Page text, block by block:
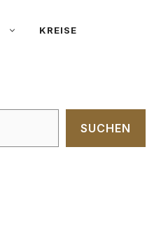
KREISE
SUCHEN